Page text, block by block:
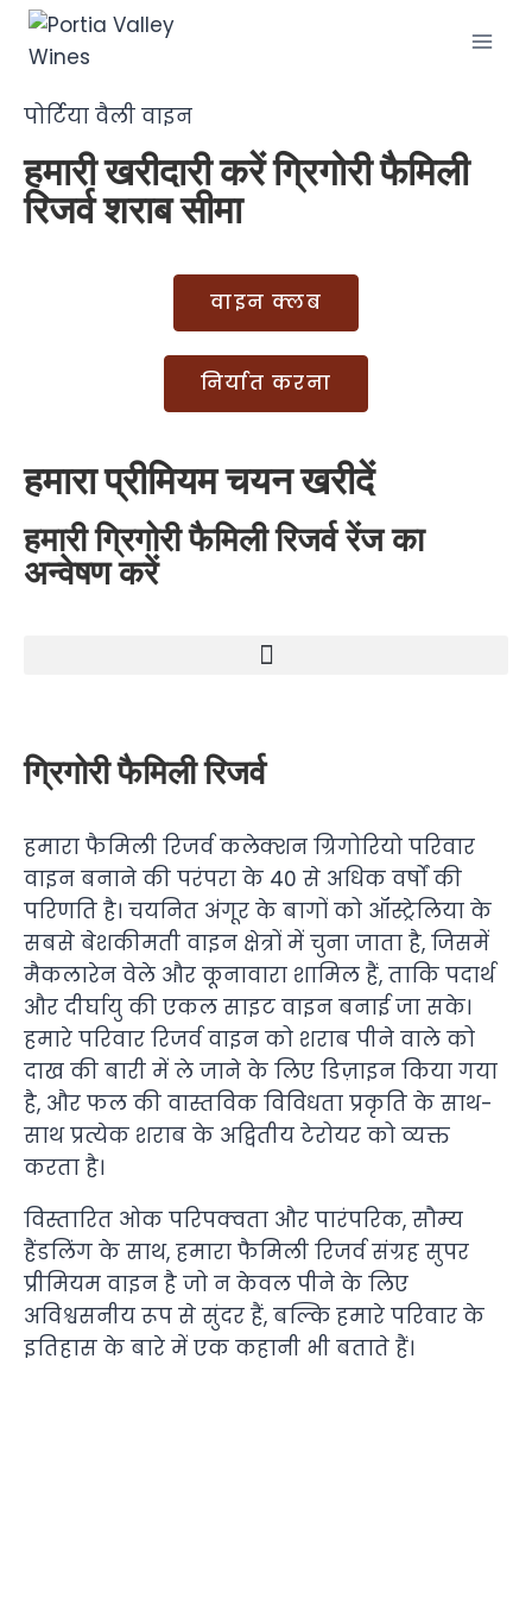
पोर्टिया वैली वाइन
हमारी खरीदारी करेंग्रिगोरी फैमिली
रिजर्वशराबसीमा
वाइन क्लब
निर्यात करना
हमारा प्रीमियम चयन खरीदें
हमारी ग्रिगोरी फैमिली रिजर्व रेंज का
अन्वेषण करें
ग्रिगोरी फैमिली रिजर्व
हमारा फैमिली रिजर्व कलेक्शन ग्रिगोरियो परिवार
वाइन बनाने की परंपरा के 40 से अधिक वर्षों की
परिणति है। चयनित अंगूर के बागों को ऑस्ट्रेलिया के
सबसे बेशकीमती वाइन क्षेत्रों में चुना जाता है, जिसमें
मैकलारेन वेले और कूनावारा शामिल हैं, ताकि पदार्थ
और दीर्घायु की एकल साइट वाइन बनाई जा सके।
हमारे परिवार रिजर्व वाइन को शराब पीने वाले को
दाख की बारी में ले जाने के लिए डिज़ाइन किया गया
है, और फल की वास्तविक विविधता प्रकृति के साथ-
साथ प्रत्येक शराब के अद्वितीय टेरोयर को व्यक्त
करता है।
विस्तारित ओक परिपक्वता और पारंपरिक, सौम्य
हैंडलिंग के साथ, हमारा फैमिली रिजर्व संग्रह सुपर
प्रीमियम वाइन है जो न केवल पीने के लिए
अविश्वसनीय रूप से सुंदर हैं, बल्कि हमारे परिवार के
इतिहास के बारे में एक कहानी भी बताते हैं।